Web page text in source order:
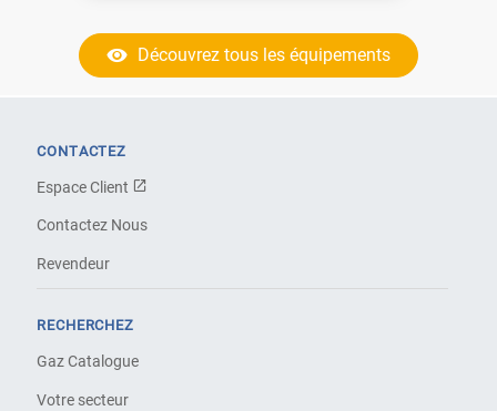
Découvrez tous les équipements
CONTACTEZ
Espace Client
Contactez Nous
Revendeur
RECHERCHEZ
Gaz Catalogue
Votre secteur